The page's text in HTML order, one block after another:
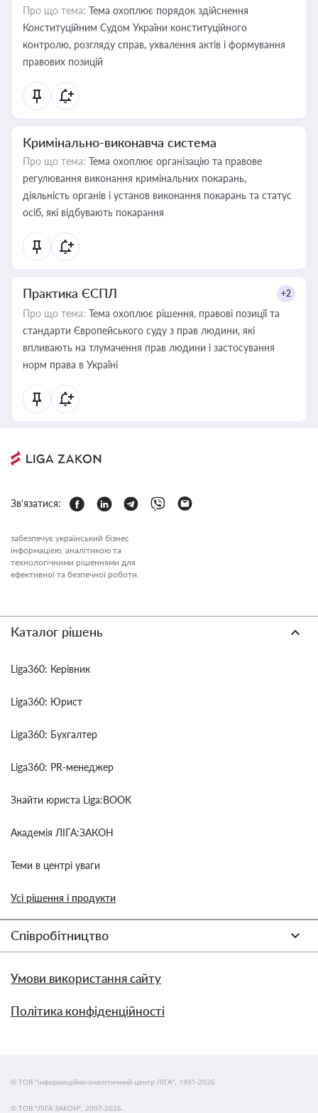
Про що тема: Тема охоплює порядок здійснення
Конституційним Судом України конституційного
контролю, розгляду справ, ухвалення актів і формування
правових позицій
Кримінально-виконавча система
Про що тема: Тема охоплює організацію та правове
регулювання виконання кримінальних покарань,
діяльність органів і установ виконання покарань та статус
осіб, які відбувають покарання
Практика ЄСПЛ +2
Про що тема: Тема охоплює рішення, правові позиції та
стандарти Європейського суду з прав людини, які
впливають на тлумачення прав людини і застосування
норм права в Україні
Зв'язатися:
забезпечує український бізнес
інформацією, аналітикою та
технологічними рішеннями для
ефективної та безпечної роботи.
Каталог рішень
Liga360: Керівник
Liga360: Юрист
Liga360: Бухгалтер
Liga360: PR-менеджер
Знайти юриста Liga:BOOK
Академія ЛІГА:ЗАКОН
Теми в центрі уваги
Усі рішення і продукти
Співробітництво
Умови використання сайту
Політика конфіденційності
© ТОВ "інформаційно-аналітичний центр ЛІГА", 1991-2026.
© ТОВ "ЛІГА ЗАКОН", 2007-2026.